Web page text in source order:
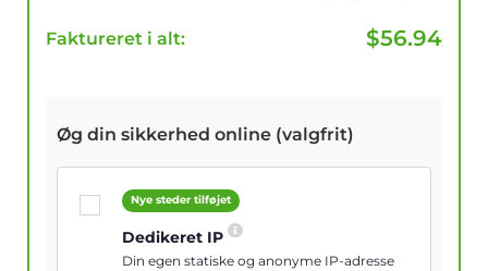
Faktureret i alt: $56.94
Øg din sikkerhed online (valgfrit)
Nye steder tilføjet
Dedikeret IP
Din egen statiske og anonyme IP-adresse